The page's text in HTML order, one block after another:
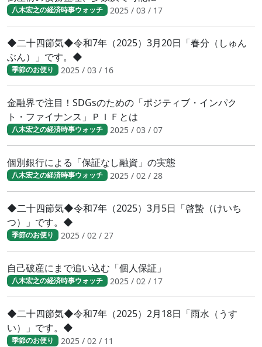
八木宏之の経済時事ウォッチ 2025 / 03 / 17
◆二十四節気◆令和7年（2025）3月20日「春分（しゅん
ぶん）」です。◆
季節のお便り 2025 / 03 / 16
金融界で注目！SDGsのための「ポジティブ・インパク
ト・ファイナンス」ＰＩＦとは
八木宏之の経済時事ウォッチ 2025 / 03 / 07
個別銀行による「保証なし融資」の実態
八木宏之の経済時事ウォッチ 2025 / 02 / 28
◆二十四節気◆令和7年（2025）3月5日「啓蟄（けいち
つ）」です。◆
季節のお便り 2025 / 02 / 27
自己破産にまで追い込む「個人保証」
八木宏之の経済時事ウォッチ 2025 / 02 / 17
◆二十四節気◆令和7年（2025）2月18日「雨水（うす
い）」です。◆
季節のお便り 2025 / 02 / 11